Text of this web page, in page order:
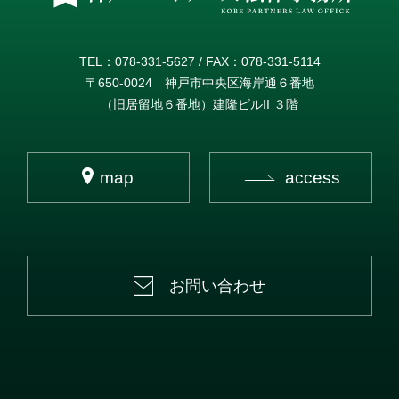
TEL：078-331-5627 / FAX：078-331-5114
〒650-0024 神戸市中央区海岸通６番地
（旧居留地６番地）建隆ビルII ３階
map access
お問い合わせ